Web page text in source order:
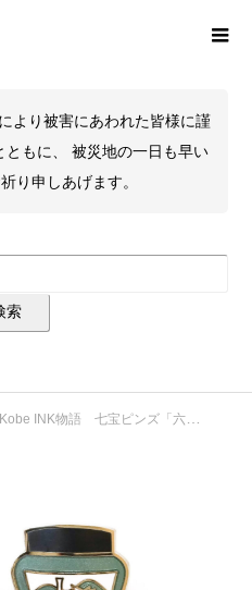
より被害にあわれた皆様に謹
もに、 被災地の一日も早い
り申しあげます。
Kobe INK物語 七宝ピンズ「六甲シチダンカ」「西舞子パールブルー」